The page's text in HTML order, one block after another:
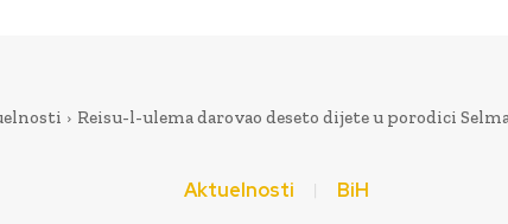
Reisu-l-ulema darovao deseto dijete u porodici
Aktuelnosti BiH